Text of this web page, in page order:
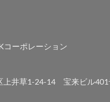
コーポレーション
上井草1-24-14 宝来ビル401